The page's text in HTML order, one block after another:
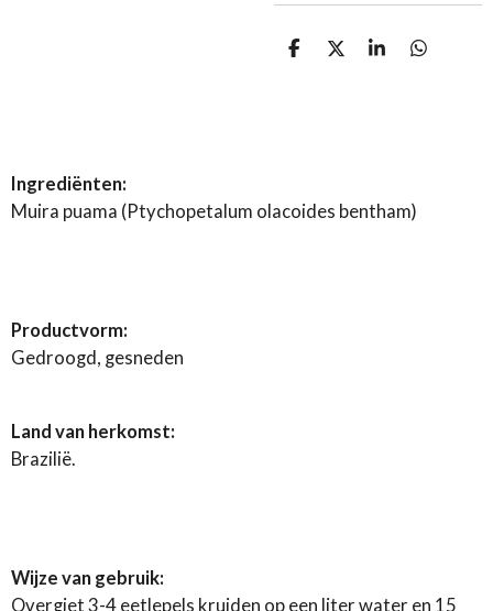
D
D
S
D
Ingrediënten:
Muira puama (Ptychopetalum olacoides bentham)
Productvorm:
Gedroogd, gesneden
Land van herkomst:
Brazilië.
Wijze van gebruik:
Overgiet 3-4 eetlepels kruiden op een liter water en 15